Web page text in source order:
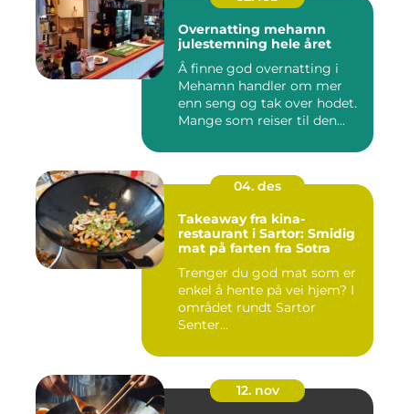
Overnatting mehamn
julestemning hele året
Å finne god overnatting i
Mehamn handler om mer
enn seng og tak over hodet.
Mange som reiser til den...
04. des
Takeaway fra kina-
restaurant i Sartor: Smidig
mat på farten fra Sotra
Trenger du god mat som er
enkel å hente på vei hjem? I
området rundt Sartor
Senter...
12. nov